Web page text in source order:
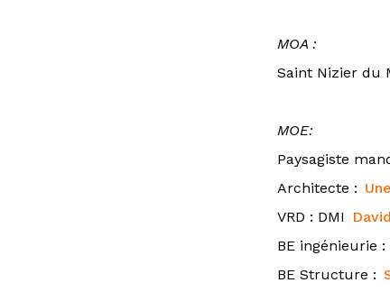
MOA :
Saint Nizier du
MOE:
Paysagiste
Architecte :
VRD : DMI
BE ingénieurie :
BE Structure :